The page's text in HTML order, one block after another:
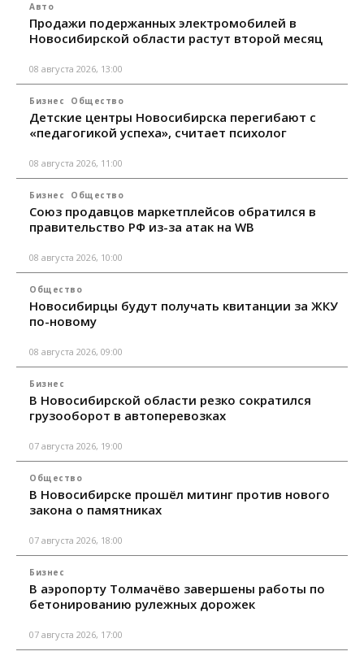
Авто
Продажи подержанных электромобилей в
Новосибирской области растут второй месяц
08 августа 2026, 13:00
Бизнес Общество
Детские центры Новосибирска перегибают с
«педагогикой успеха», считает психолог
08 августа 2026, 11:00
Бизнес Общество
Союз продавцов маркетплейсов обратился в
правительство РФ из-за атак на WB
08 августа 2026, 10:00
Общество
Новосибирцы будут получать квитанции за ЖКУ
по-новому
08 августа 2026, 09:00
Бизнес
В Новосибирской области резко сократился
грузооборот в автоперевозках
07 августа 2026, 19:00
Общество
В Новосибирске прошёл митинг против нового
закона о памятниках
07 августа 2026, 18:00
Бизнес
В аэропорту Толмачёво завершены работы по
бетонированию рулежных дорожек
07 августа 2026, 17:00